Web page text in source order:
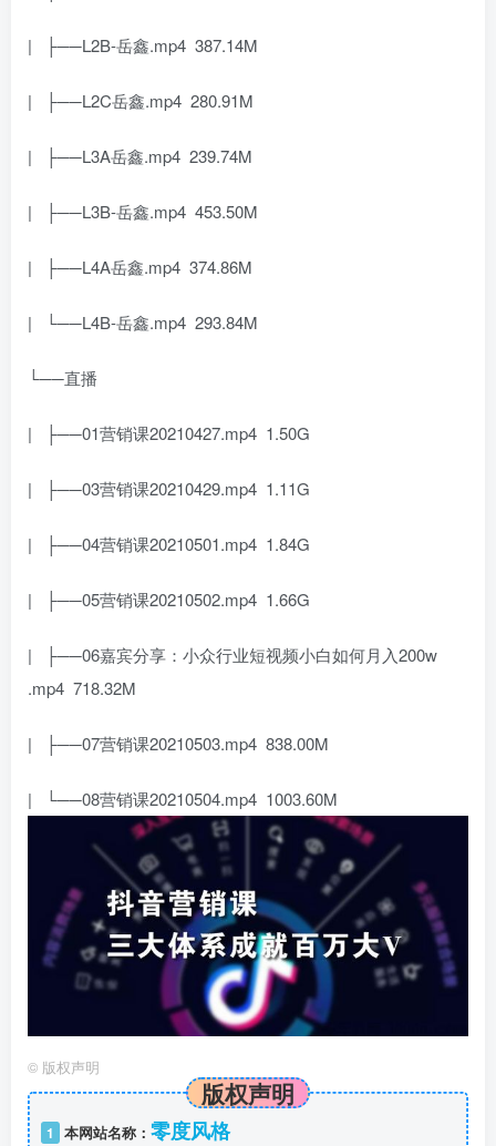
| ├──L2B-岳鑫.mp4 387.14M
| ├──L2C岳鑫.mp4 280.91M
| ├──L3A岳鑫.mp4 239.74M
| ├──L3B-岳鑫.mp4 453.50M
| ├──L4A岳鑫.mp4 374.86M
| └──L4B-岳鑫.mp4 293.84M
└──直播
| ├──01营销课20210427.mp4 1.50G
| ├──03营销课20210429.mp4 1.11G
| ├──04营销课20210501.mp4 1.84G
| ├──05营销课20210502.mp4 1.66G
| ├──06嘉宾分享：小众行业短视频小白如何月入200w
.mp4 718.32M
| ├──07营销课20210503.mp4 838.00M
| └──08营销课20210504.mp4 1003.60M
© 版权声明
版权声明
1 本网站名称： 零度风格